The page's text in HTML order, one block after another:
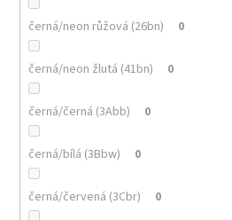
černá/neon růžová (26bn) 0
černá/neon žlutá (41bn) 0
černá/černá (3Abb) 0
černá/bílá (3Bbw) 0
černá/červená (3Cbr) 0